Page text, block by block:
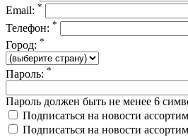
Email: *
Телефон: *
Город: *
Пароль: *
Пароль должен быть не менее 6
Подписаться на новости
Подписаться на новости